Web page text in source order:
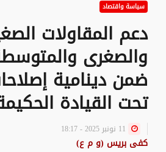
سياسة واقتصاد
دعم المقاولات
والصغرى
ضمن دينامية
تحت القيادة
كفى بريس (و م ع)